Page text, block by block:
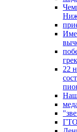
22
ГТО